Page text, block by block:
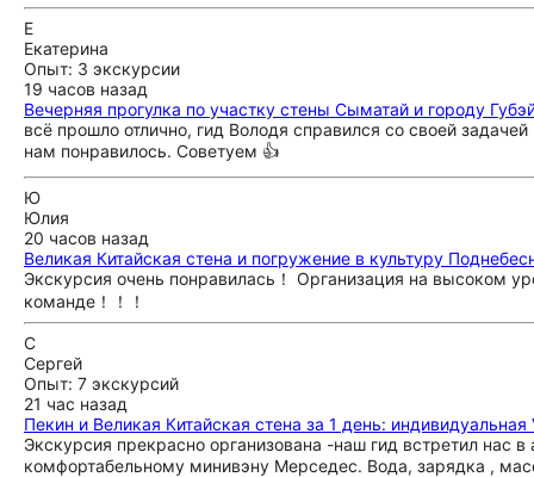
Е
Екатерина
Опыт: 3 экскурсии
19 часов назад
Вечерняя прогулка по участку стены Сыматай и городу
всё прошло отлично, гид Володя справился со своей
нам понравилось. Советуем 👍
Ю
Юлия
20 часов назад
Великая Китайская стена и погружение в культуру
Экскурсия очень понравилась！ Организация на высоком
команде！！！
С
Сергей
Опыт: 7 экскурсий
21 час назад
Пекин и Великая Китайская стена за 1 день: индивидуальная
Экскурсия прекрасно организована -наш гид встретил нас
комфортабельному минивэну Мерседес. Вода, зарядка ,